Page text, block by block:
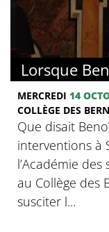
Lorsque
MERCREDI 14
COLLÈGE DES
Que disait
interventions à
l’Académie
au Collège des
susciter l...